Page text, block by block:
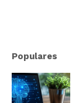
Populares